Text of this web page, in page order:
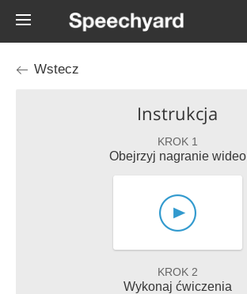
Wstecz
Instrukcja
KROK 1
Obejrzyj nagranie wideo
KROK 2
Wykonaj ćwiczenia